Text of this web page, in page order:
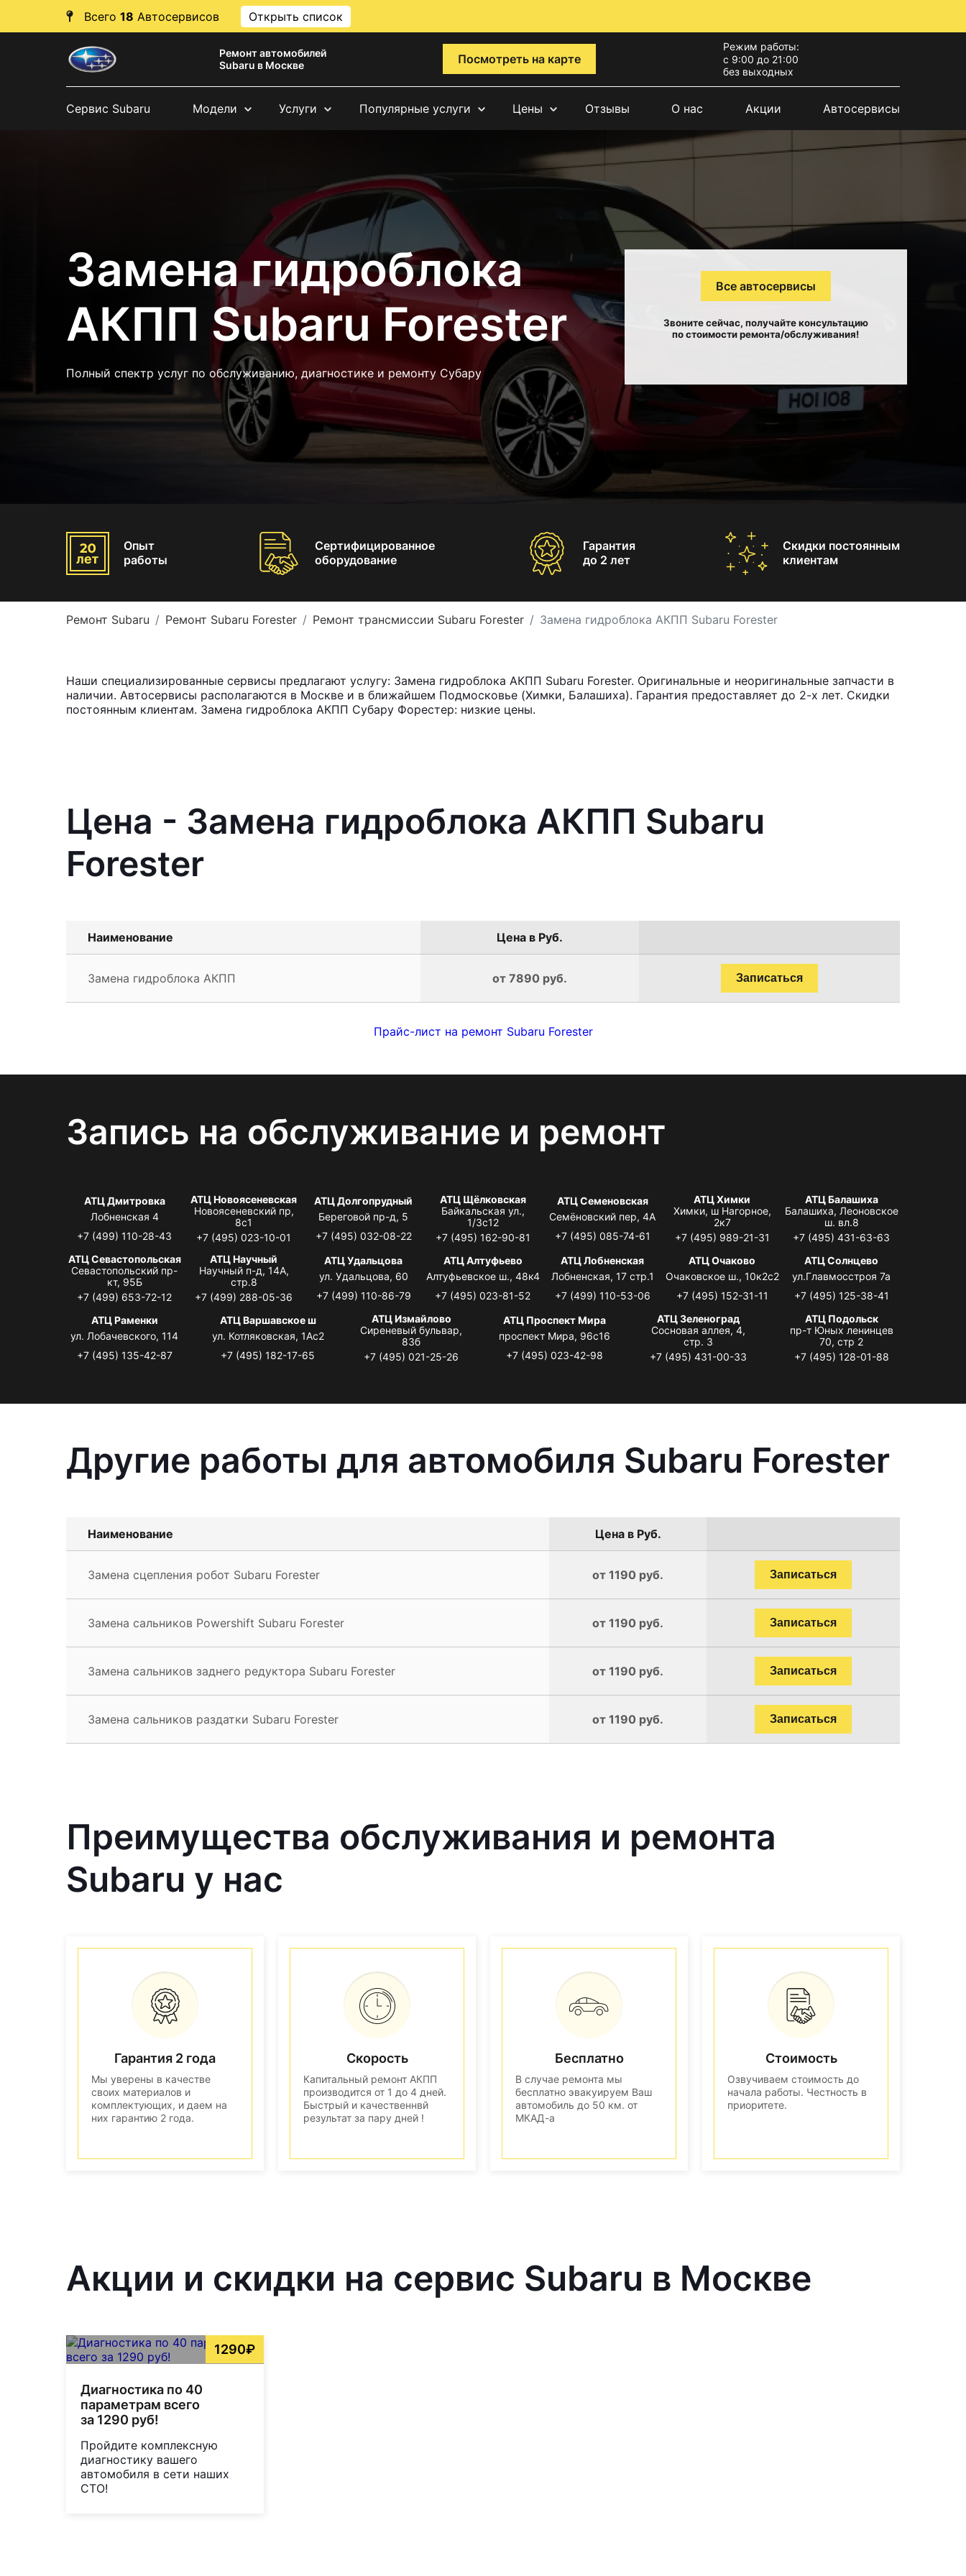
Всего 18 Автосервисов Открыть список
Ремонт автомобилей
Subaru в Москве
Посмотреть на карте
Режим работы:
с 9:00 до 21:00
без выходных
Сервис Subaru Модели Услуги Популярные услуги Цены Отзывы О нас Акции Автосервисы
Замена гидроблока
АКПП Subaru Forester
Полный спектр услуг по обслуживанию, диагностике и ремонту Субару
Все автосервисы
Звоните сейчас, получайте консультацию
по стоимости ремонта/обслуживания!
Опыт
работы
Сертифицированное
оборудование
Гарантия
до 2 лет
Скидки постоянным
клиентам
Ремонт Subaru Ремонт Subaru Forester Ремонт трансмиссии Subaru Forester Замена гидроблока АКПП Subaru Forester
Наши специализированные сервисы предлагают услугу: Замена гидроблока АКПП Subaru Forester. Оригинальные и неоригинальные запчасти в
наличии. Автосервисы располагаются в Москве и в ближайшем Подмосковье (Химки, Балашиха). Гарантия предоставляет до 2-х лет. Скидки
постоянным клиентам. Замена гидроблока АКПП Субару Форестер: низкие цены.
Цена - Замена гидроблока АКПП Subaru
Forester
Наименование Цена в Руб.
Замена гидроблока АКПП от 7890 руб. Записаться
Прайс-лист на ремонт Subaru Forester
Запись на обслуживание и ремонт
АТЦ Дмитровка
Лобненская 4
+7 (499) 110-28-43
АТЦ Новоясеневская
Новоясеневский пр,
8с1
+7 (495) 023-10-01
АТЦ Долгопрудный
Береговой пр-д, 5
+7 (495) 032-08-22
АТЦ Щёлковская
Байкальская ул.,
1/3с12
+7 (495) 162-90-81
АТЦ Семеновская
Семёновский пер, 4А
+7 (495) 085-74-61
АТЦ Химки
Химки, ш Нагорное,
2к7
+7 (495) 989-21-31
АТЦ Балашиха
Балашиха, Леоновское
ш. вл.8
+7 (495) 431-63-63
АТЦ Севастопольская
Севастопольский пр-
кт, 95Б
+7 (499) 653-72-12
АТЦ Научный
Научный п-д, 14А,
стр.8
+7 (499) 288-05-36
АТЦ Удальцова
ул. Удальцова, 60
+7 (499) 110-86-79
АТЦ Алтуфьево
Алтуфьевское ш., 48к4
+7 (495) 023-81-52
АТЦ Лобненская
Лобненская, 17 стр.1
+7 (499) 110-53-06
АТЦ Очаково
Очаковское ш., 10к2с2
+7 (495) 152-31-11
АТЦ Солнцево
ул.Главмосстроя 7а
+7 (495) 125-38-41
АТЦ Раменки
ул. Лобачевского, 114
+7 (495) 135-42-87
АТЦ Варшавское ш
ул. Котляковская, 1Ас2
+7 (495) 182-17-65
АТЦ Измайлово
Сиреневый бульвар,
83б
+7 (495) 021-25-26
АТЦ Проспект Мира
проспект Мира, 96с16
+7 (495) 023-42-98
АТЦ Зеленоград
Сосновая аллея, 4,
стр. 3
+7 (495) 431-00-33
АТЦ Подольск
пр-т Юных ленинцев
70, стр 2
+7 (495) 128-01-88
Другие работы для автомобиля Subaru Forester
Наименование Цена в Руб.
Замена сцепления робот Subaru Forester от 1190 руб. Записаться
Замена сальников Powershift Subaru Forester от 1190 руб. Записаться
Замена сальников заднего редуктора Subaru Forester от 1190 руб. Записаться
Замена сальников раздатки Subaru Forester от 1190 руб. Записаться
Преимущества обслуживания и ремонта
Subaru у нас
Гарантия 2 года
Мы уверены в качестве
своих материалов и
комплектующих, и даем на
них гарантию 2 года.
Скорость
Капитальный ремонт АКПП
производится от 1 до 4 дней.
Быстрый и качественнвй
результат за пару дней !
Бесплатно
В случае ремонта мы
бесплатно эвакуируем Ваш
автомобиль до 50 км. от
МКАД-а
Стоимость
Озвучиваем стоимость до
начала работы. Честность в
приоритете.
Акции и скидки на сервис Subaru в Москве
1290₽
Диагностика по 40
параметрам всего
за 1290 руб!
Пройдите комплексную
диагностику вашего
автомобиля в сети наших
СТО!